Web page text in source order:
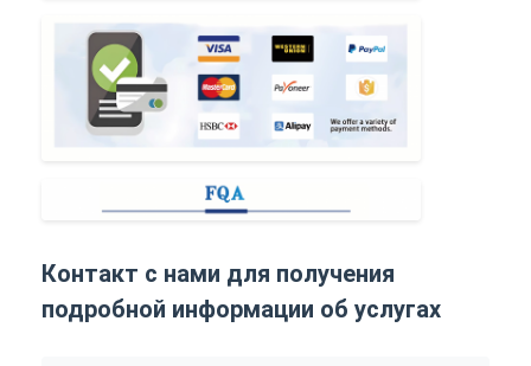
Контакт с нами для получения
подробной информации об услугах